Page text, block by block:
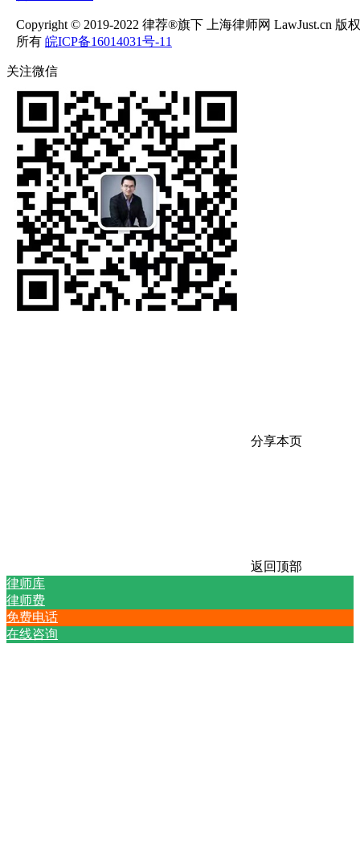
Copyright © 2019-2022 律荐®旗下 上海律师网 LawJust.cn 版权
所有 皖ICP备16014031号-11
关注微信
分享本页
返回顶部
律师库
律师费
免费电话
在线咨询